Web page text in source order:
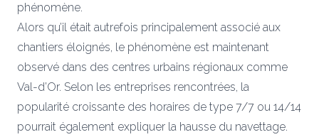
phénomène.
Alors qu’il était autrefois principalement associé aux
chantiers éloignés, le phénomène est maintenant
observé dans des centres urbains régionaux comme
Val-d’Or. Selon les entreprises rencontrées, la
popularité croissante des horaires de type 7/7 ou 14/14
pourrait également expliquer la hausse du navettage.